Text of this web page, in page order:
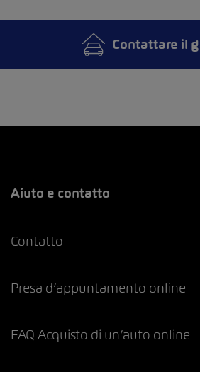
Contattare il
Aiuto e contatto
Contatto
Presa d’appuntamento online
FAQ Acquisto di un’auto online